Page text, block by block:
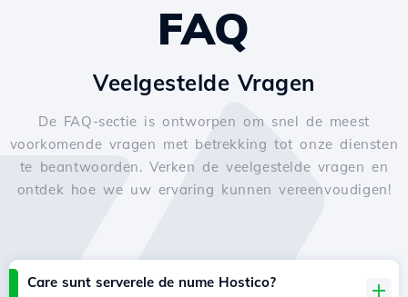
FAQ
Veelgestelde Vragen
De FAQ-sectie is ontworpen om snel de meest
voorkomende vragen met betrekking tot onze diensten
te beantwoorden. Verken de veelgestelde vragen en
ontdek hoe we uw ervaring kunnen vereenvoudigen!
Care sunt serverele de nume Hostico?